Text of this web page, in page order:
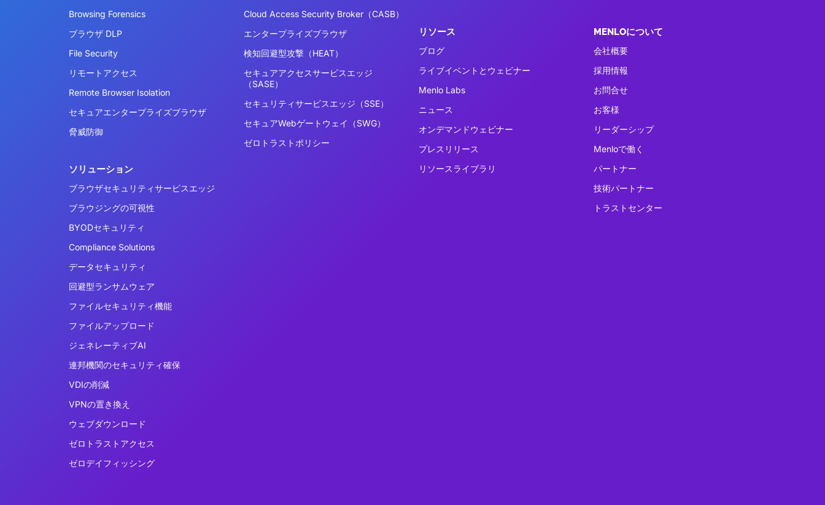
Browsing Forensics
ブラウザ DLP
File Security
リモートアクセス
Remote Browser Isolation
セキュアエンタープライズブラウザ
脅威防御
ソリューション
ブラウザセキュリティサービスエッジ
ブラウジングの可視性
BYODセキュリティ
Compliance Solutions
データセキュリティ
回避型ランサムウェア
ファイルセキュリティ機能
ファイルアップロード
ジェネレーティブAI
連邦機関のセキュリティ確保
VDIの削減
VPNの置き換え
ウェブダウンロード
ゼロトラストアクセス
ゼロデイフィッシング
Cloud Access Security Broker（CASB）
エンタープライズブラウザ
検知回避型攻撃（HEAT）
セキュアアクセスサービスエッジ
（SASE）
セキュリティサービスエッジ（SSE）
セキュアWebゲートウェイ（SWG）
ゼロトラストポリシー
リソース
ブログ
ライブイベントとウェビナー
Menlo Labs
ニュース
オンデマンドウェビナー
プレスリリース
リソースライブラリ
MENLOについて
会社概要
採用情報
お問合せ
お客様
リーダーシップ
Menloで働く
パートナー
技術パートナー
トラストセンター